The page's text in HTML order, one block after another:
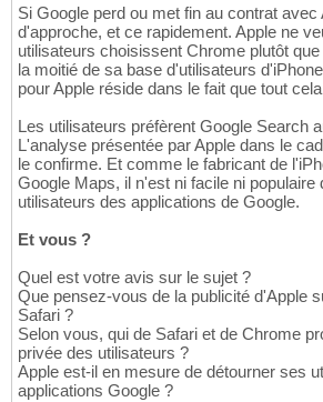
Si Google perd ou met fin au contrat avec
d'approche, et ce rapidement. Apple ne
utilisateurs choisissent Chrome plutôt
la moitié de sa base d'utilisateurs
pour Apple réside dans le fait que tout
Les utilisateurs préfèrent Google Search
L'analyse présentée par Apple dans le
le confirme. Et comme le fabricant de
Google Maps, il n'est ni facile ni populaire
utilisateurs des applications de Google.
Et vous ?
Quel est votre avis sur le sujet ?
Que pensez-vous de la publicité d'Apple
Safari ?
Selon vous, qui de Safari et de Chrome
privée des utilisateurs ?
Apple est-il en mesure de détourner ses
applications Google ?